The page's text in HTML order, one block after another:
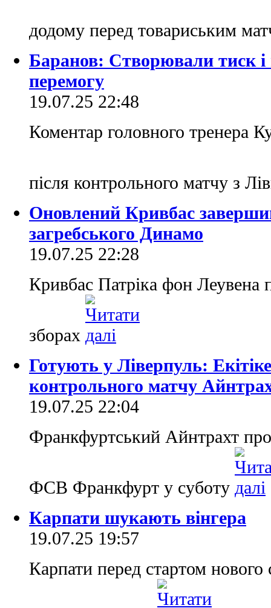
додому перед товариським
Баранов: Створювали тиск
перемогу
19.07.25 22:48
Коментар головного тренера
після контрольного матчу з
Оновлений Кривбас
загребського Динамо
19.07.25 22:28
Кривбас Патріка фон Леувена
зборах
Готують у Ліверпуль:
контрольного матчу
19.07.25 22:04
Франкфуртський Айнтрахт
ФСВ Франкфурт у суботу
Карпати шукають вінгера
19.07.25 19:57
Карпати перед стартом нового